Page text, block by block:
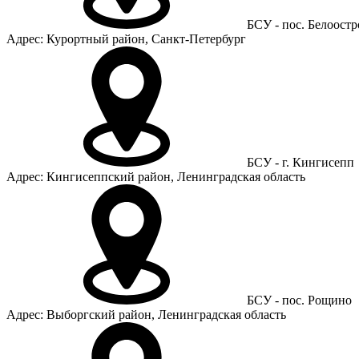
БСУ - пос.
Адрес: Курортный район, Санкт-Петербург
БСУ - г. Кингисепп
Адрес: Кингисеппский район, Ленинградская область
БСУ - пос. Рощино
Адрес: Выборгский район, Ленинградская область